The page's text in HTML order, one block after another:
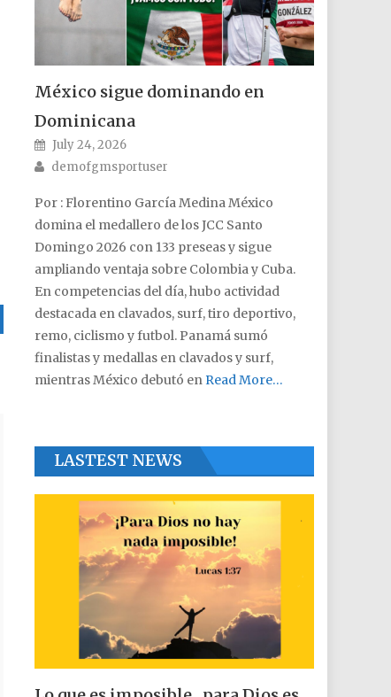
México sigue dominando en
Dominicana
Posted on
July 24, 2026
Author
demofgmsportuser
Por : Florentino García Medina México
domina el medallero de los JCC Santo
Domingo 2026 con 133 preseas y sigue
ampliando ventaja sobre Colombia y Cuba.
En competencias del día, hubo actividad
destacada en clavados, surf, tiro deportivo,
remo, ciclismo y futbol. Panamá sumó
finalistas y medallas en clavados y surf,
mientras México debutó en Read More…
LASTEST NEWS